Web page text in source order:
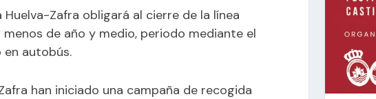
Zafra obligará al cierre de la línea
de año y medio, periodo mediante el
en autobús.
han iniciado una campaña de recogida